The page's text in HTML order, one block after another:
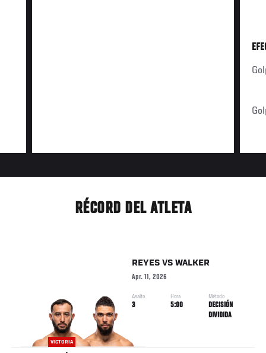
RÉCORD DEL ATLETA
VICTORIA
REYES VS WALKER
Apr. 11, 2026
Asalto
3
Hora
5:00
Método
DECISIÓN
DIVIDIDA